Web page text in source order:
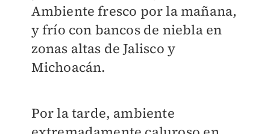
Ambiente fresco por la mañana,
y frío con bancos de niebla en
zonas altas de Jalisco y
Michoacán.
Por la tarde, ambiente